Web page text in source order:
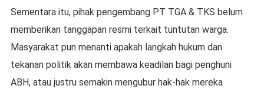
Sementara itu, pihak pengembang PT TGA & TKS belum
memberikan tanggapan resmi terkait tuntutan warga.
Masyarakat pun menanti apakah langkah hukum dan
tekanan politik akan membawa keadilan bagi penghuni
ABH, atau justru semakin mengubur hak-hak mereka